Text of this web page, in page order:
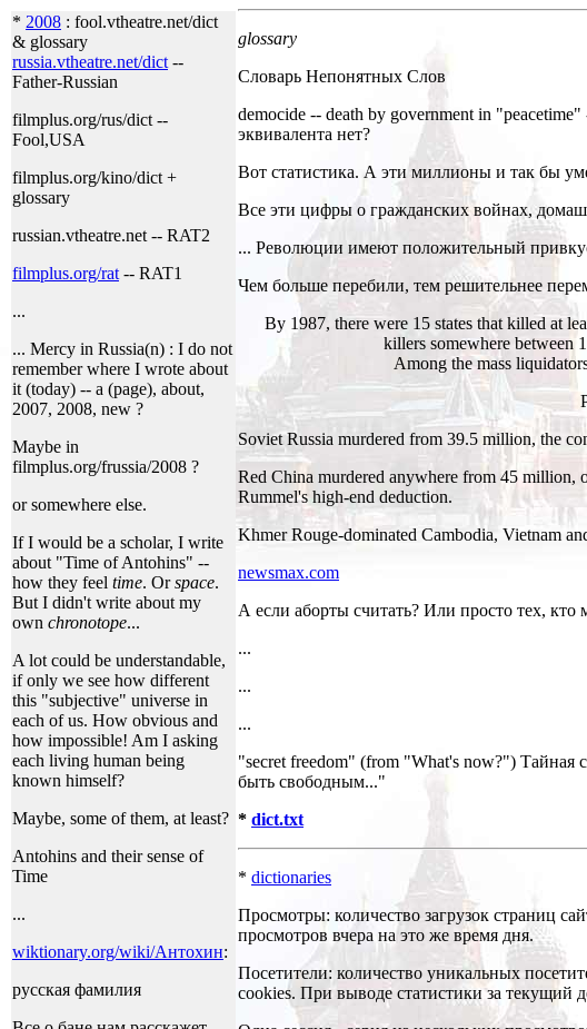
* 2008 : fool.vtheatre.net/dict
& glossary
russia.vtheatre.net/dict --
Father-Russian
filmplus.org/rus/dict --
Fool,USA
filmplus.org/kino/dict +
glossary
russian.vtheatre.net -- RAT2
filmplus.org/rat -- RAT1
...
... Mercy in Russia(n) : I do not
remember where I wrote about
it (today) -- a (page), about,
2007, 2008, new ?
Maybe in
filmplus.org/frussia/2008 ?
or somewhere else.
If I would be a scholar, I write
about "Time of Antohins" --
how they feel time. Orspace.
But I didn't write about my
own chronotope...
A lot could be understandable,
if only we see how different
this "subjective" universe in
each of us. How obvious and
how impossible! Am I asking
each living human being
known himself?
Maybe, some of them, at least?
Antohins and their sense of
Time
...
wiktionary.org/wiki/Антохин:
русская фамилия
glossary
Словарь Непонятных Слов
democide -- death by government in
эквивалента нет?
Вот статистика. А эти миллионы и так бы
Все эти цифры о гражданских войнах,
... Революции имеют положительный
Чем больше перебили, тем решительнее
By 1987, there were 15 states that killed at
killers somewhere between
Among the mass
Soviet Russia murdered from 39.5 million, the
Red China murdered anywhere from 45 million,
Rummel's high-end deduction.
Khmer Rouge-dominated Cambodia, Vietnam
newsmax.com
А если аборты считать? Или просто тех,
...
...
...
"secret freedom" (from "What's now?") Тайная
быть свободным..."
* dict.txt
* dictionaries
Просмотры: количество загрузок страниц
просмотров вчера на это же время дня.
Посетители: количество уникальных
cookies. При выводе статистики за текущий